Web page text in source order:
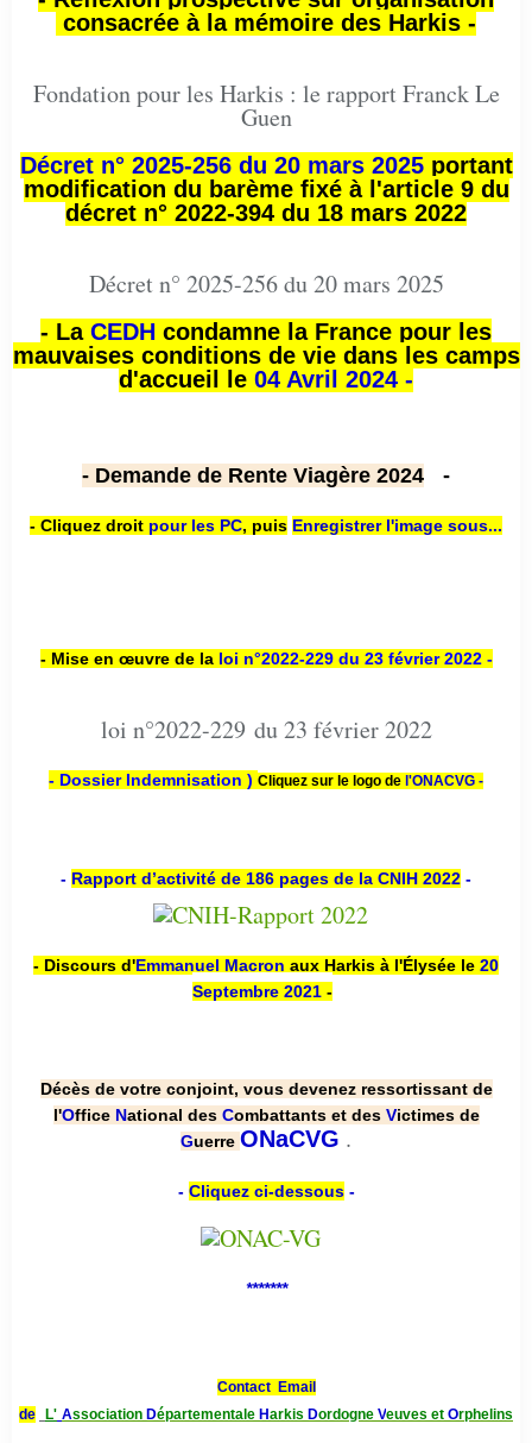
consacrée à la mémoire des Harkis -
Fondation pour les Harkis : le rapport Franck Le
Guen
Décret n° 2025-256 du 20 mars 2025portant
modification du barème fixé à l'article 9 du
décret n° 2022-394 du 18 mars 2022
Décret n° 2025-256 du 20 mars 2025
- La CEDH condamne la France pour les
mauvaises conditions de vie dans les camps
d'accueil le 04 Avril 2024 -
- Demande de Rente Viagère 2024 -
- Cliquez droit pour les PC, puis Enregistrer l'image sous...
- Mise en œuvre de la loi n°2022-229 du 23 février 2022 -
loi n°2022-229 du 23 février 2022
- Dossier Indemnisation ) Cliquez sur le logo de l'ONACVG -
- Rapport d’activité de 186 pages de la CNIH 2022 -
- Discours d'Emmanuel Macron aux Harkis à l'Élysée le 20
Septembre 2021 -
Décès de votre conjoint, vous devenez ressortissant de
l'Office National des Combattants et des Victimes de
Guerre ONaCVG .
- Cliquez ci-dessous-
*******
Contact Email
de
L' Association Départementale Harkis Dordogne Veuves et Orphelins